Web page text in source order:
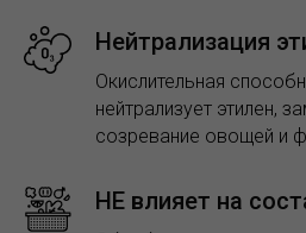
Нейтрализация
Окислительная
нейтрализует этилен,
созревание овощей и
НЕ влияет на